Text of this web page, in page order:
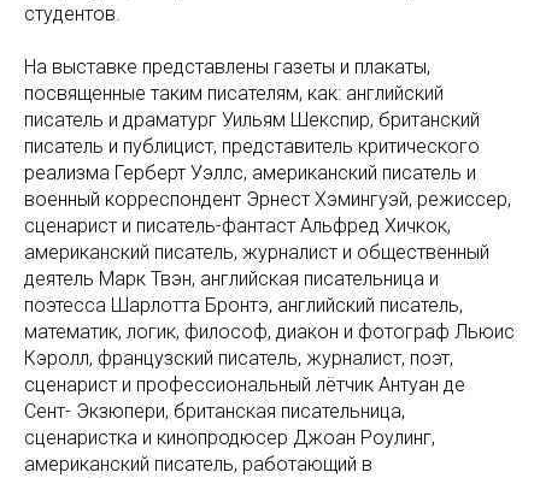
студентов.
На выставке представлены газеты и плакаты,
посвященные таким писателям, как: английский
писатель и драматург Уильям Шекспир, британский
писатель и публицист, представитель критического
реализма Герберт Уэллс, американский писатель и
военный корреспондент Эрнест Хэмингуэй, режиссер,
сценарист и писатель-фантаст Альфред Хичкок,
американский писатель, журналист и общественный
деятель Марк Твэн, английская писательница и
поэтесса Шарлотта Бронтэ, английский писатель,
математик, логик, философ, диакон и фотограф Льюис
Кэролл, французский писатель, журналист, поэт,
сценарист и профессиональный лётчик Антуан де
Сент- Экзюпери, британская писательница,
сценаристка и кинопродюсер Джоан Роулинг,
американский писатель, работающий в